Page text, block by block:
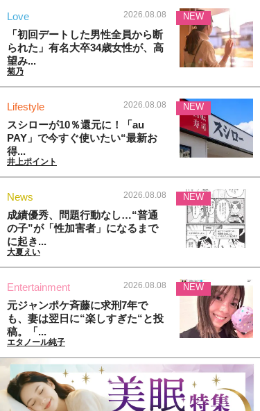
Love 2026.08.08
「初回デートした男性全員から断
られた」有名大卒34歳女性が、高
望み...
菊乃
NEW
Lifestyle 2026.08.08
スシローが10％還元に！「au
PAY」で今すぐ使いたい“最新お
得...
井上ポイント
NEW
News 2026.08.08
成績優秀、問題行動なし…“普通
の子”が「性加害者」になるまで
に起き...
大夏えい
NEW
Entertainment 2026.08.08
元ジャンポケ斉藤に求刑7年で
も、妻は翌日に“楽しすぎた“と投
稿。「...
エタノール純子
NEW